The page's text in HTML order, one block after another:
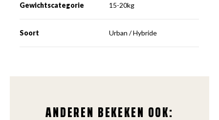
Gewichtscategorie 15-20kg
Soort Urban / Hybride
ANDEREN BEKEKEN OOK: